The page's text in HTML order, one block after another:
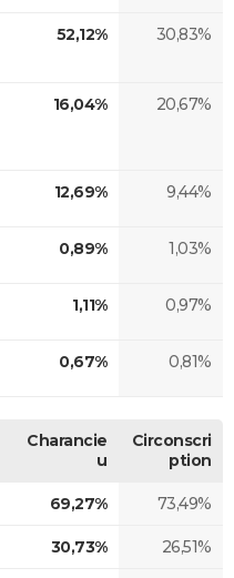
52,12% 30,83%
16,04% 20,67%
12,69% 9,44%
0,89% 1,03%
1,11% 0,97%
0,67% 0,81%
Charancie
u
Circonscri
ption
69,27% 73,49%
30,73% 26,51%